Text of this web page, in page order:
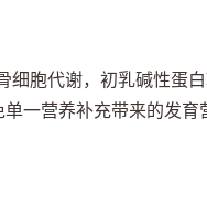
细胞代谢，初乳碱性蛋
单一营养补充带来的发育